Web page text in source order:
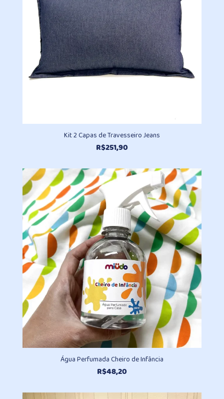
Kit 2 Capas de Travesseiro Jeans
R$251,90
Água Perfumada Cheiro de Infância
R$48,20